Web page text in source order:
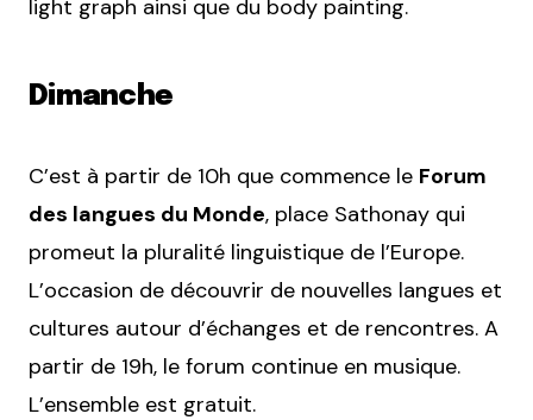
light graph ainsi que du body painting.
Dimanche
C’est à partir de 10h que commence le Forum
des langues du Monde, place Sathonay qui
promeut la pluralité linguistique de l’Europe.
L’occasion de découvrir de nouvelles langues et
cultures autour d’échanges et de rencontres. A
partir de 19h, le forum continue en musique.
L’ensemble est gratuit.